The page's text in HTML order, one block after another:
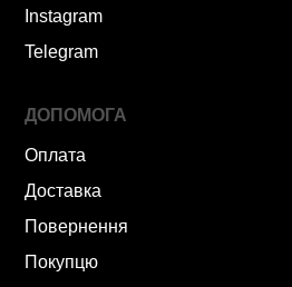
Instagram
Telegram
ДОПОМОГА
Оплата
Доставка
Повернення
Покупцю